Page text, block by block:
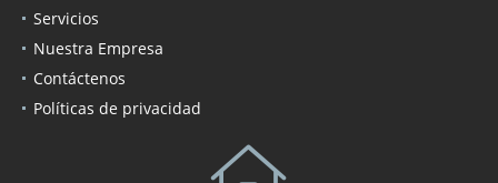
Servicios
Nuestra Empresa
Contáctenos
Políticas de privacidad